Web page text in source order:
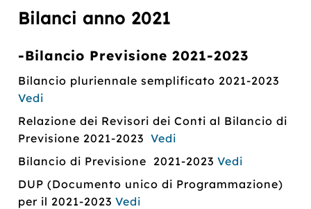
Bilanci anno 2021
-Bilancio Previsione 2021-2023
Bilancio pluriennale semplificato 2021-2023
Vedi
Relazione dei Revisori dei Conti al Bilancio di
Previsione 2021-2023Vedi
Bilancio di Previsione 2021-2023Vedi
DUP (Documento unico di Programmazione)
per il 2021-2023Vedi